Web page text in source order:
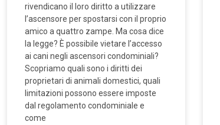
rivendicano il loro diritto a utilizzare
l’ascensore per spostarsi con il proprio
amico a quattro zampe. Ma cosa dice
la legge? È possibile vietare l’accesso
ai cani negli ascensori condominiali?
Scopriamo quali sono i diritti dei
proprietari di animali domestici, quali
limitazioni possono essere imposte
dal regolamento condominiale e
come